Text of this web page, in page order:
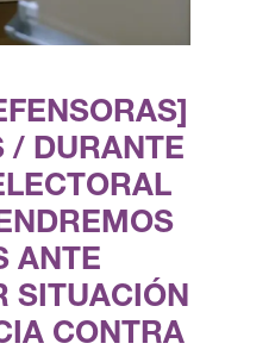
/ DURANTE
ANTE
SITUACIÓN
CONTRA